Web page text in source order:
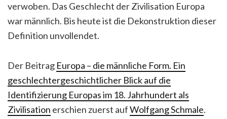
verwoben. Das Geschlecht der Zivilisation Europa
war männlich. Bis heute ist die Dekonstruktion dieser
Definition unvollendet.
Der Beitrag Europa – die männliche Form. Ein
geschlechtergeschichtlicher Blick auf die
Identifizierung Europas im 18. Jahrhundert als
Zivilisation erschien zuerst aufWolfgang Schmale.